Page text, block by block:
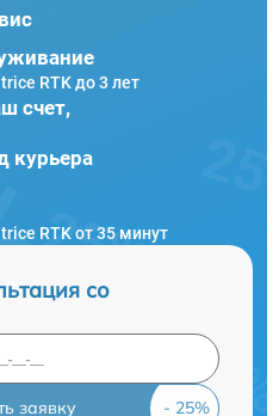
RTK до 3 лет
счет,
курьера
RTK от 35 минут
со
заявку